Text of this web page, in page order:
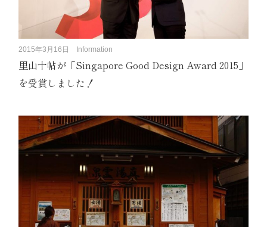
2015年3月16日 Information
里山十帖が「Singapore Good Design Award 2015」
を受賞しました！